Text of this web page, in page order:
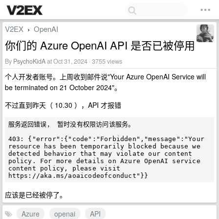
V2EX › OpenAI
你们的 Azure OpenAI API 是否已被停用
By PsychoKidAat Oct 31, 2024 · 3755 views
个人开发者账号。上周收到邮件说"Your Azure OpenAI Service will
be terminated on 21 October 2024"。
不过直到昨天（ 10.30 ），API 才报错
服务返回错误， 暂时没有权限访问该服务。
403: {"error":{"code":"Forbidden","message":"Your
resource has been temporarily blocked because we
detected behavior that may violate our content
policy. For more details on Azure OpenAI service
content policy, please visit
应该是已经被停了。
Azure
openai
API